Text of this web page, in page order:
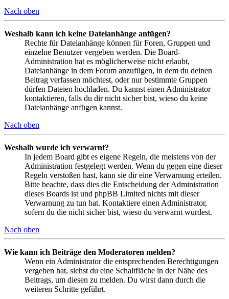
Nach oben
Weshalb kann ich keine Dateianhänge anfügen?
Rechte für Dateianhänge können für Foren, Gruppen und
einzelne Benutzer vergeben werden. Die Board-
Administration hat es möglicherweise nicht erlaubt,
Dateianhänge in dem Forum anzufügen, in dem du deinen
Beitrag verfassen möchtest, oder nur bestimmte Gruppen
dürfen Dateien hochladen. Du kannst einen Administrator
kontaktieren, falls du dir nicht sicher bist, wieso du keine
Dateianhänge anfügen kannst.
Nach oben
Weshalb wurde ich verwarnt?
In jedem Board gibt es eigene Regeln, die meistens von der
Administration festgelegt werden. Wenn du gegen eine dieser
Regeln verstoßen hast, kann sie dir eine Verwarnung erteilen.
Bitte beachte, dass dies die Entscheidung der Administration
dieses Boards ist und phpBB Limited nichts mit dieser
Verwarnung zu tun hat. Kontaktiere einen Administrator,
sofern du die nicht sicher bist, wieso du verwarnt wurdest.
Nach oben
Wie kann ich Beiträge den Moderatoren melden?
Wenn ein Administrator die entsprechenden Berechtigungen
vergeben hat, siehst du eine Schaltfläche in der Nähe des
Beitrags, um diesen zu melden. Du wirst dann durch die
weiteren Schritte geführt.